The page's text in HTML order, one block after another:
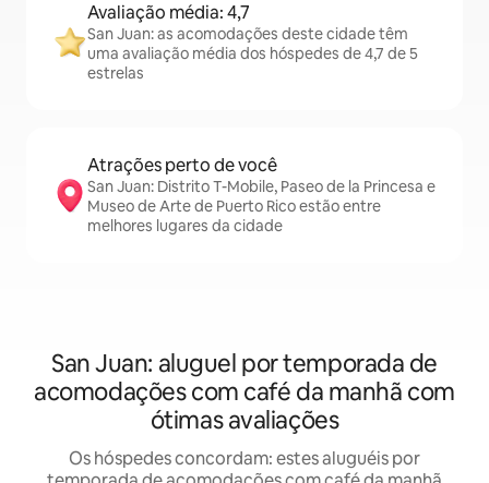
Avaliação média: 4,7
San Juan: as acomodações deste cidade têm
uma avaliação média dos hóspedes de 4,7 de 5
estrelas
Atrações perto de você
San Juan: Distrito T-Mobile, Paseo de la Princesa e
Museo de Arte de Puerto Rico estão entre
melhores lugares da cidade
San Juan: aluguel por temporada de
acomodações com café da manhã com
ótimas avaliações
Os hóspedes concordam: estes aluguéis por